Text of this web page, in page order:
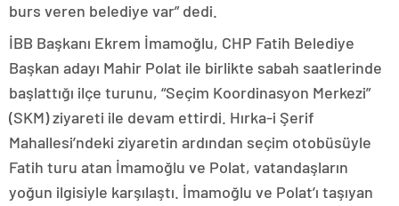
burs veren belediye var” dedi.
İBB Başkanı Ekrem İmamoğlu, CHP Fatih Belediye
Başkan adayı Mahir Polat ile birlikte sabah saatlerinde
başlattığı ilçe turunu, “Seçim Koordinasyon Merkezi”
(SKM) ziyareti ile devam ettirdi. Hırka-i Şerif
Mahallesi’ndeki ziyaretin ardından seçim otobüsüyle
Fatih turu atan İmamoğlu ve Polat, vatandaşların
yoğun ilgisiyle karşılaştı. İmamoğlu ve Polat’ı taşıyan